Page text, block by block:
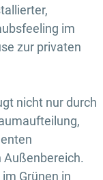
im
zur privaten
nicht nur durch
Grünen in